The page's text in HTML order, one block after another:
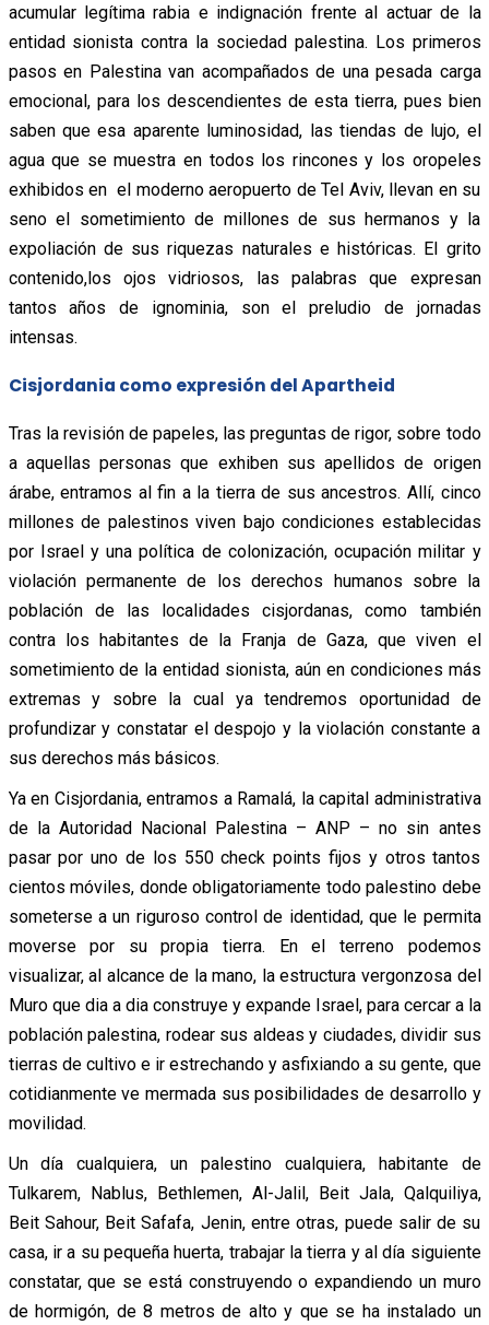
acumular legítima rabia e indignación frente al actuar de la
entidad sionista contra la sociedad palestina. Los primeros
pasos en Palestina van acompañados de una pesada carga
emocional, para los descendientes de esta tierra, pues bien
saben que esa aparente luminosidad, las tiendas de lujo, el
agua que se muestra en todos los rincones y los oropeles
exhibidos en el moderno aeropuerto de Tel Aviv, llevan en su
seno el sometimiento de millones de sus hermanos y la
expoliación de sus riquezas naturales e históricas. El grito
contenido,los ojos vidriosos, las palabras que expresan
tantos años de ignominia, son el preludio de jornadas
intensas.
Cisjordania como expresión del Apartheid
Tras la revisión de papeles, las preguntas de rigor, sobre todo
a aquellas personas que exhiben sus apellidos de origen
árabe, entramos al fin a la tierra de sus ancestros. Allí, cinco
millones de palestinos viven bajo condiciones establecidas
por Israel y una política de colonización, ocupación militar y
violación permanente de los derechos humanos sobre la
población de las localidades cisjordanas, como también
contra los habitantes de la Franja de Gaza, que viven el
sometimiento de la entidad sionista, aún en condiciones más
extremas y sobre la cual ya tendremos oportunidad de
profundizar y constatar el despojo y la violación constante a
sus derechos más básicos.
Ya en Cisjordania, entramos a Ramalá, la capital administrativa
de la Autoridad Nacional Palestina – ANP – no sin antes
pasar por uno de los 550 check points fijos y otros tantos
cientos móviles, donde obligatoriamente todo palestino debe
someterse a un riguroso control de identidad, que le permita
moverse por su propia tierra. En el terreno podemos
visualizar, al alcance de la mano, la estructura vergonzosa del
Muro que dia a dia construye y expande Israel, para cercar a la
población palestina, rodear sus aldeas y ciudades, dividir sus
tierras de cultivo e ir estrechando y asfixiando a su gente, que
cotidianmente ve mermada sus posibilidades de desarrollo y
movilidad.
Un día cualquiera, un palestino cualquiera, habitante de
Tulkarem, Nablus, Bethlemen, Al-Jalil, Beit Jala, Qalquiliya,
Beit Sahour, Beit Safafa, Jenin, entre otras, puede salir de su
casa, ir a su pequeña huerta, trabajar la tierra y al día siguiente
constatar, que se está construyendo o expandiendo un muro
de hormigón, de 8 metros de alto y que se ha instalado un